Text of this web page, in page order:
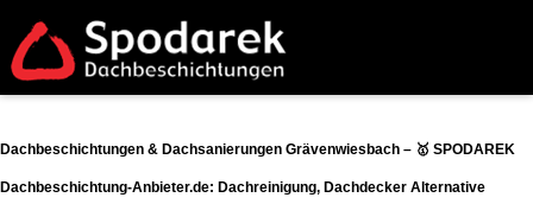
Dachbeschichtungen & Dachsanierungen Grävenwiesbach – 🥇 SPODAREK
Dachbeschichtung-Anbieter.de: Dachreinigung, Dachdecker Alternative